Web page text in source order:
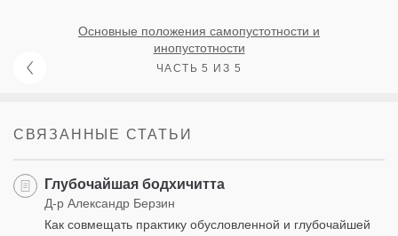
Основные положения самопустотности и
инопустотности
ЧАСТЬ 5 ИЗ 5
СВЯЗАННЫЕ СТАТЬИ
Глубочайшая бодхичитта
Д-р Александр Берзин
Как совмещать практику обусловленной и глубочайшей